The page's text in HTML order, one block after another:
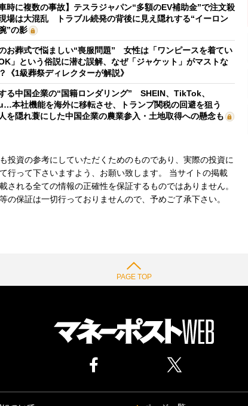
時に複数の事故】テスラジャパン“多額のEV補助金”で注文殺
場は大混乱 トラブル続発の背後に見え隠れする“イーロン
”の影
お葬式で悩ましい“喪服問題” 女性は「ワンピースを着てい
」という俗説に潜む誤解、なぜ「ジャケット」がマストな
《1級葬祭ディレクターが解説》
る中国企業の“国籍ロンダリング” SHEIN、TikTok、
本社機能を海外に移転させ、トランプ関税の回避を狙う
を隠れ蓑にした中国企業の農業参入・土地取得への懸念も
投資の参考にしていただくためのものであり、実際の投資に
行って下さいますよう、お願い致します。 当サイトの掲載
される全ての情報の正確性を保証するものではありません。
の保証は一切行っておりませんので、予めご了承下さい。
PAGE TOP